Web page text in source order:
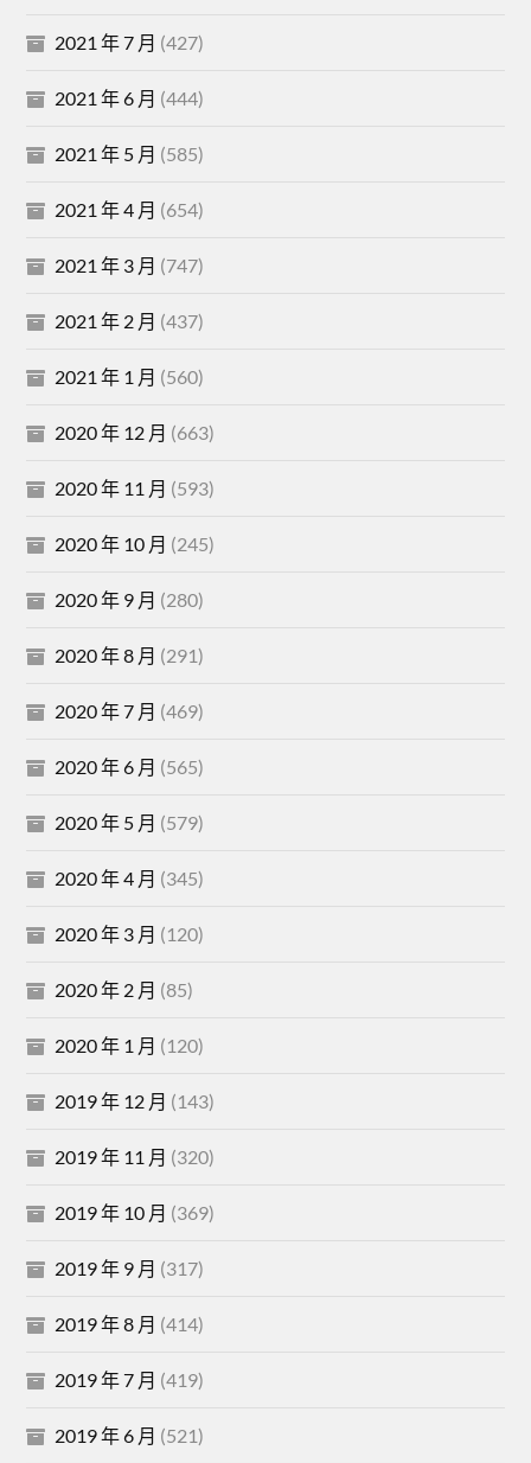
2021 年 7 月 (427)
2021 年 6 月 (444)
2021 年 5 月 (585)
2021 年 4 月 (654)
2021 年 3 月 (747)
2021 年 2 月 (437)
2021 年 1 月 (560)
2020 年 12 月 (663)
2020 年 11 月 (593)
2020 年 10 月 (245)
2020 年 9 月 (280)
2020 年 8 月 (291)
2020 年 7 月 (469)
2020 年 6 月 (565)
2020 年 5 月 (579)
2020 年 4 月 (345)
2020 年 3 月 (120)
2020 年 2 月 (85)
2020 年 1 月 (120)
2019 年 12 月 (143)
2019 年 11 月 (320)
2019 年 10 月 (369)
2019 年 9 月 (317)
2019 年 8 月 (414)
2019 年 7 月 (419)
2019 年 6 月 (521)